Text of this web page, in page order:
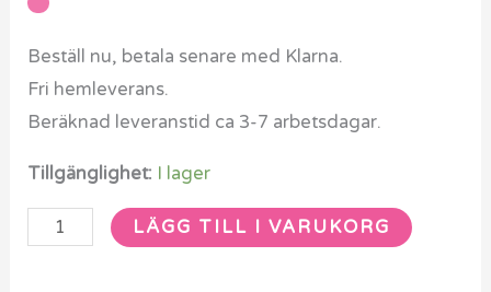
Beställ nu, betala senare med Klarna.
Fri hemleverans.
Beräknad leveranstid ca 3-7 arbetsdagar.
Tillgänglighet: I lager
delar
FSC
mängd
LÄGG TILL I VARUKORG